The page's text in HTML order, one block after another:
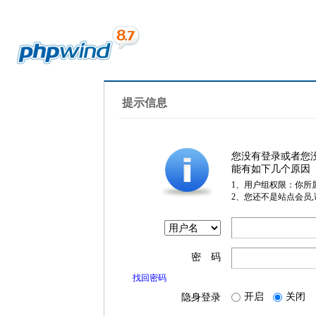
提示信息
您没有登录或者您
能有如下几个原因
1、用户组权限：你所
2、您还不是站点会员
密 码
找回密码
隐身登录 开启 关闭